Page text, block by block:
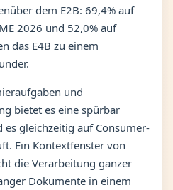
dem E2B: 69,4% auf
2026 und 52,0% auf
das E4B zu einem
und
bietet es eine spürbar
gleichzeitig auf Consumer-
Ein Kontextfenster von
die Verarbeitung ganzer
Dokumente in einem